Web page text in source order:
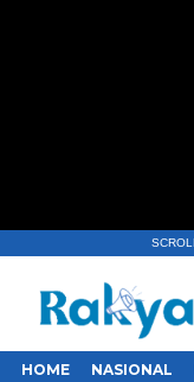
HOME NASIONAL